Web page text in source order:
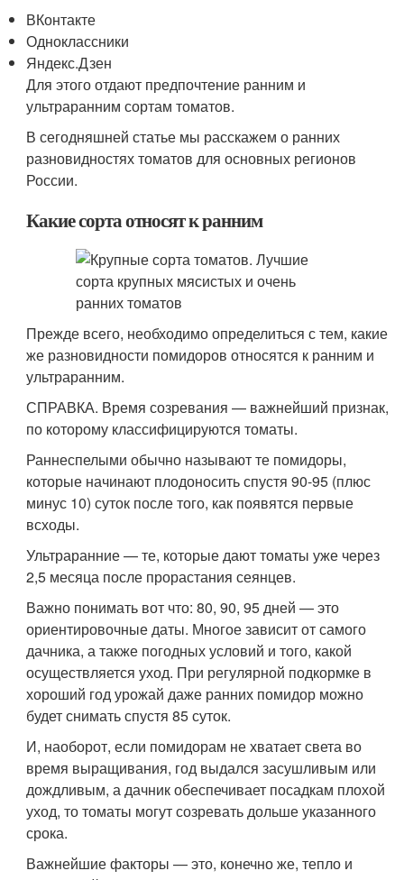
ВКонтакте
Одноклассники
Яндекс.Дзен
Для этого отдают предпочтение ранним и
ультраранним сортам томатов.
В сегодняшней статье мы расскажем о ранних
разновидностях томатов для основных регионов
России.
Какие сорта относят к ранним
Прежде всего, необходимо определиться с тем, какие
же разновидности помидоров относятся к ранним и
ультраранним.
СПРАВКА. Время созревания — важнейший признак,
по которому классифицируются томаты.
Раннеспелыми обычно называют те помидоры,
которые начинают плодоносить спустя 90-95 (плюс
минус 10) суток после того, как появятся первые
всходы.
Ультраранние — те, которые дают томаты уже через
2,5 месяца после прорастания сеянцев.
Важно понимать вот что: 80, 90, 95 дней — это
ориентировочные даты. Многое зависит от самого
дачника, а также погодных условий и того, какой
осуществляется уход. При регулярной подкормке в
хороший год урожай даже ранних помидор можно
будет снимать спустя 85 суток.
И, наоборот, если помидорам не хватает света во
время выращивания, год выдался засушливым или
дождливым, а дачник обеспечивает посадкам плохой
уход, то томаты могут созревать дольше указанного
срока.
Важнейшие факторы — это, конечно же, тепло и